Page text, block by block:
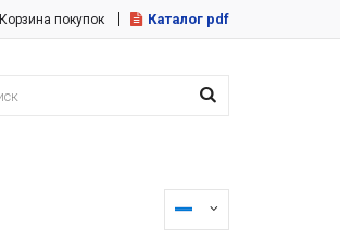
Корзина покупок Каталог pdf